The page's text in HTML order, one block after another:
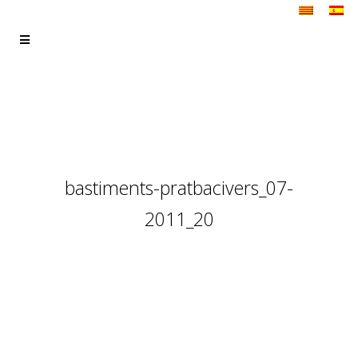
bastiments-pratbacivers_07-
2011_20